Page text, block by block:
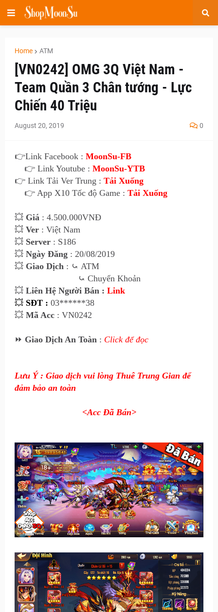
Home ATM
[VN0242] OMG 3Q Việt Nam -
Team Quần 3 Chân tướng - Lực
Chiến 40 Triệu
August 20, 2019 0
👉Link Facebook : MoonSu-FB
👉 Link Youtube : MoonSu-YTB
👉 Link Tải Ver Trung : Tải Xuống
👉 App X10 Tốc độ Game : Tải Xuống
💥 Giá : 4.500.000VNĐ
💥 Ver : Việt Nam
💥 Server : S186
💥 Ngày Đăng : 20/08/2019
💥 Giao Dịch : ⤿ ATM
⤿ Chuyển Khoản
💥 Liên Hệ Người Bán : Link
💥 SĐT : 03******38
💥 Mã Acc : VN0242
⏩ Giao Dịch An Toàn : Click để đọc
Lưu Ý : Giao dịch vui lòng Thuê Trung Gian để
đảm bảo an toàn
<Acc Đã Bán>